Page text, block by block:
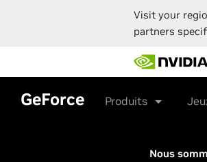
Visit your
partners
main
content
GeForce Produits
Nous